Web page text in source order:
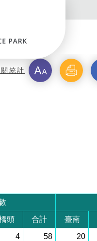
統計 字 列 分
頭 合計 臺南
4 58 20